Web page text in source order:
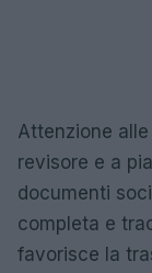
Attenzione
revisore e a
documenti
completa e
favorisce la